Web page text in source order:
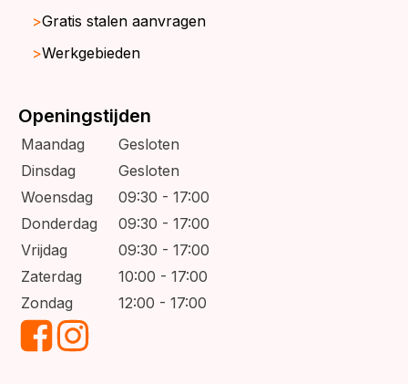
Gratis stalen aanvragen
Werkgebieden
Openingstijden
Maandag
Gesloten
Dinsdag
Gesloten
Woensdag
09:30 - 17:00
Donderdag
09:30 - 17:00
Vrijdag
09:30 - 17:00
Zaterdag
10:00 - 17:00
Zondag
12:00 - 17:00